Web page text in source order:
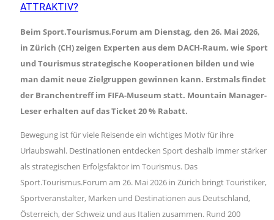
ATTRAKTIV?
Beim Sport.Tourismus.Forum am Dienstag, den 26. Mai 2026,
in Zürich (CH) zeigen Experten aus dem DACH-Raum, wie Sport
und Tourismus strategische Kooperationen bilden und wie
man damit neue Zielgruppen gewinnen kann. Erstmals findet
der Branchentreff im FIFA-Museum statt. Mountain Manager-
Leser erhalten auf das Ticket 20 % Rabatt.
Bewegung ist für viele Reisende ein wichtiges Motiv für ihre
Urlaubswahl. Destinationen entdecken Sport deshalb immer stärker
als strategischen Erfolgsfaktor im Tourismus. Das
Sport.Tourismus.Forum am 26. Mai 2026 in Zürich bringt Touristiker,
Sportveranstalter, Marken und Destinationen aus Deutschland,
Österreich, der Schweiz und aus Italien zusammen. Rund 200